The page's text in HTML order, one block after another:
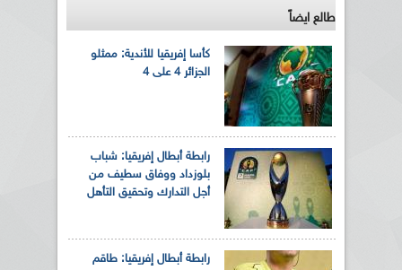
طالع ايضاً
كأسا إفريقيا للأندية: ممثلو
الجزائر 4 على 4
رابطة أبطال إفريقيا: شباب
بلوزداد ووفاق سطيف من
أجل التدارك وتحقيق التأهل
رابطة أبطال إفريقيا: طاقم